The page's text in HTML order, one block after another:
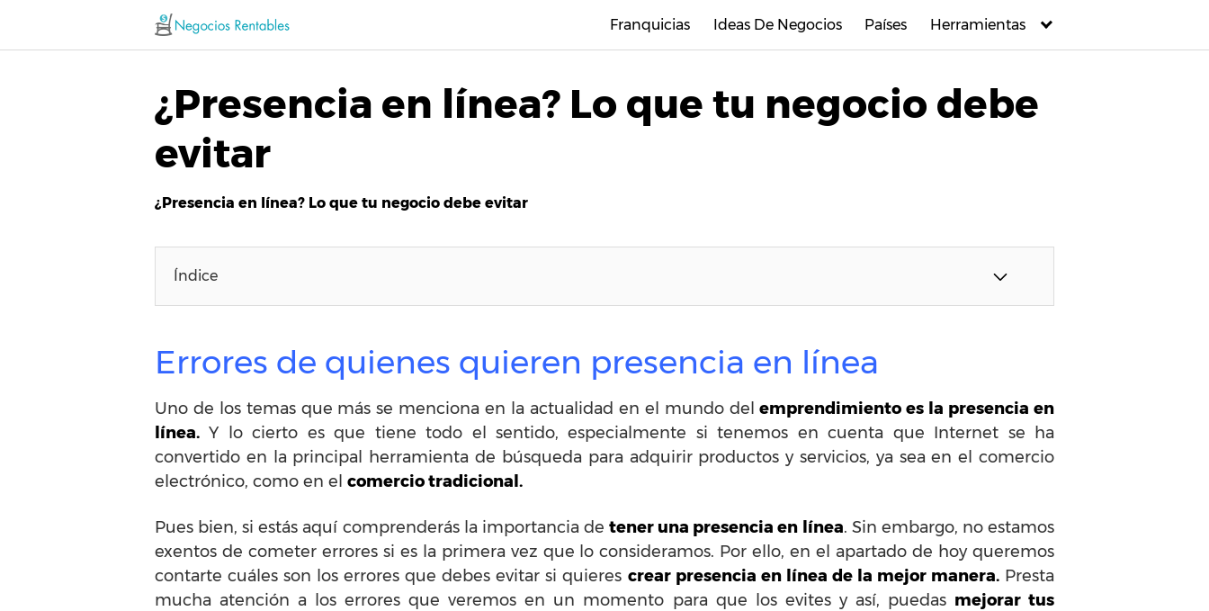
contenido
Franquicias Ideas De Negocios Países Herramientas
¿Presencia en línea? Lo que tu negocio debe
evitar
¿Presencia en línea? Lo que tu negocio debe evitar
Índice
Errores de quienes quieren presencia en línea
Uno de los temas que más se menciona en la actualidad en el mundo delemprendimiento es la presencia en
línea. Y lo cierto es que tiene todo el sentido, especialmente si tenemos en cuenta que Internet se ha
convertido en la principal herramienta de búsqueda para adquirir productos y servicios, ya sea en el comercio
electrónico, como en el comercio tradicional.
Pues bien, si estás aquí comprenderás la importancia detener una presencia en línea. Sin embargo, no estamos
exentos de cometer errores si es la primera vez que lo consideramos. Por ello, en el apartado de hoy queremos
contarte cuáles son los errores que debes evitar si quieres crear presencia en línea de la mejor manera.Presta
mucha atención a los errores que veremos en un momento para que los evites y así, puedas mejorar tus